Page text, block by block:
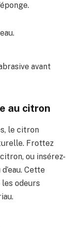
avant
au citron
le citron
Frottez
ou insérez-
Cette
odeurs